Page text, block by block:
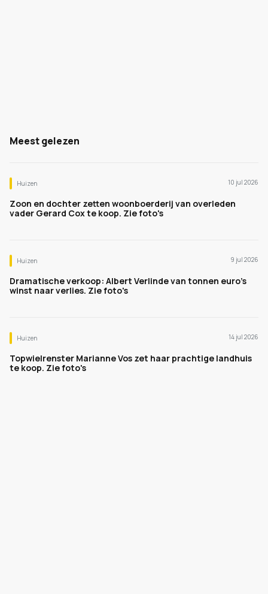
Meest gelezen
Huizen 10 jul 2026
Zoon en dochter zetten woonboerderij van overleden
vader Gerard Cox te koop. Zie foto's
Huizen 9 jul 2026
Dramatische verkoop: Albert Verlinde van tonnen euro's
winst naar verlies. Zie foto's
Huizen 14 jul 2026
Topwielrenster Marianne Vos zet haar prachtige landhuis
te koop. Zie foto's